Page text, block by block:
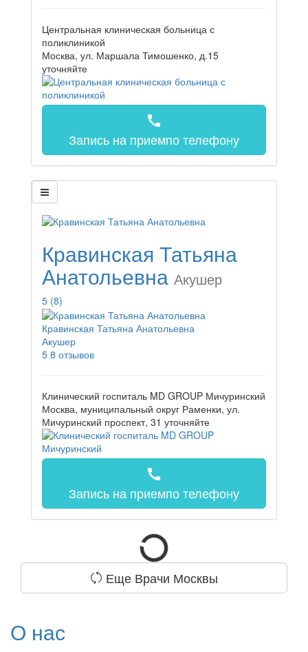
Центральная клиническая больница с
поликлиникой
Москва, ул. Маршала Тимошенко, д.15
уточняйте
call
Запись на приемпо телефону
Кравинская Татьяна
Анатольевна Акушер
5 (8)
Кравинская Татьяна Анатольевна
Акушер
5 8 отзывов
Клинический госпиталь MD GROUP Мичуринский
Москва, муниципальный округ Раменки, ул.
Мичуринский проспект, 31 уточняйте
call
Запись на приемпо телефону
Еще Врачи Москвы
О нас